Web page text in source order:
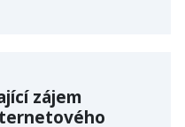
zájem